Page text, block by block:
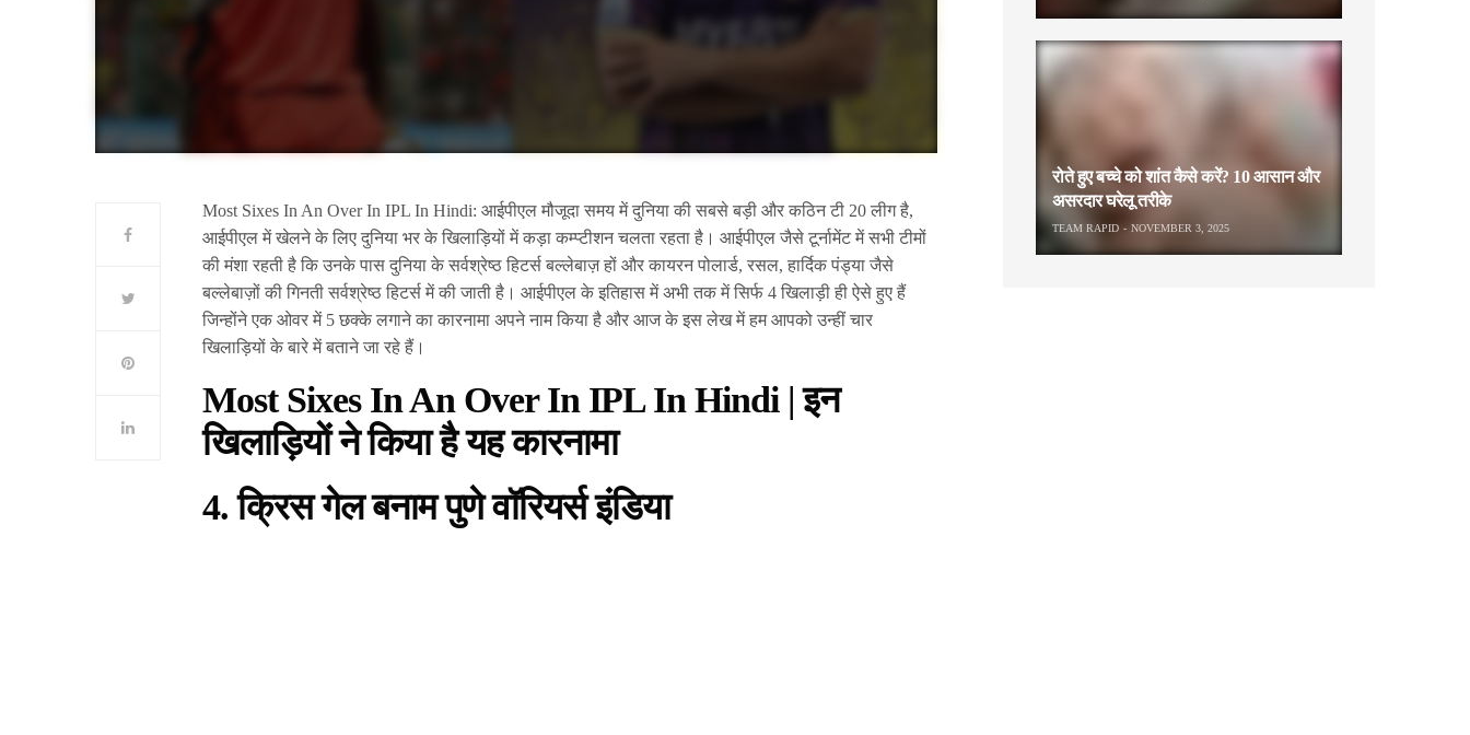
Most Sixes In An Over In IPL In Hindi: आईपीएल मौजूदा समय में दुनिया की सबसे बड़ी और कठिन टी 20 लीग है,
आईपीएल में खेलने के लिए दुनिया भर के खिलाड़ियों में कड़ा कम्प्टीशन चलता रहता है। आईपीएल जैसे टूर्नामेंट में सभी टीमों
की मंशा रहती है कि उनके पास दुनिया के सर्वश्रेष्ठ हिटर्स बल्लेबाज़ हों और कायरन पोलार्ड, रसल, हार्दिक पंड्या जैसे
बल्लेबाज़ों की गिनती सर्वश्रेष्ठ हिटर्स में की जाती है। आईपीएल के इतिहास में अभी तक में सिर्फ 4 खिलाड़ी ही ऐसे हुए हैं
जिन्होंने एक ओवर में 5 छक्के लगाने का कारनामा अपने नाम किया है और आज के इस लेख में हम आपको उन्हीं चार
खिलाड़ियों के बारे में बताने जा रहे हैं।
Most Sixes In An Over In IPL In Hindi | इन
खिलाड़ियों ने किया है यह कारनामा
4. क्रिस गेल बनाम पुणे वॉरियर्स इंडिया
रोते हुए बच्चे को शांत कैसे करें? 10 आसान और
असरदार घरेलू तरीके
TEAM RAPID NOVEMBER 3, 2025